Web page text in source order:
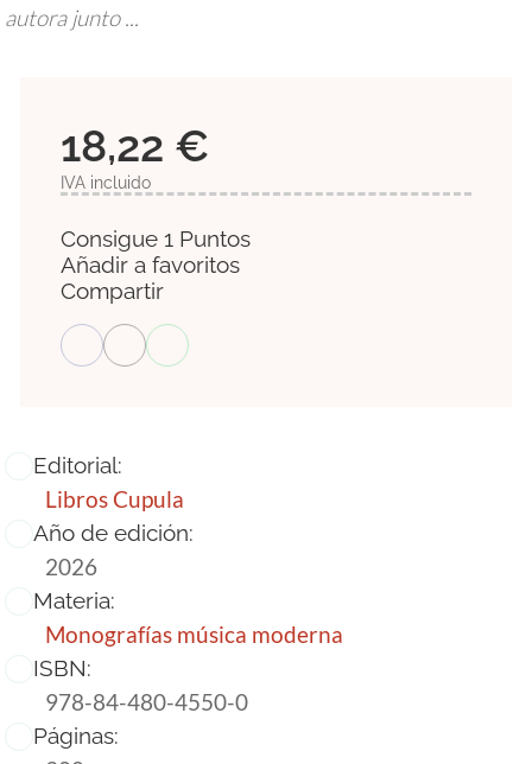
autora junto ...
Editorial:
Libros Cupula
Año de edición:
2026
Materia:
Monografías música moderna
ISBN:
978-84-480-4550-0
Páginas:
18,22 €
IVA incluido
Consigue 1 Puntos
Añadir a favoritos
Compartir